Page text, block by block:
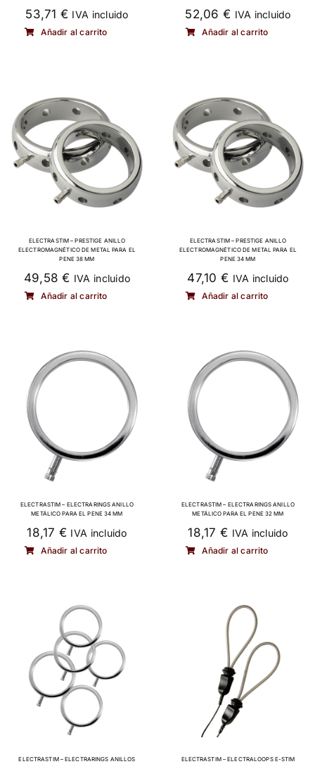
53,71 € IVA incluido
Añadir al carrito
52,06 € IVA incluido
Añadir al carrito
ELECTRASTIM – PRESTIGE ANILLO
ELECTROMAGNÉTICO DE METAL PARA EL
PENE 38 MM
49,58€ IVA incluido
Añadir al carrito
ELECTRASTIM – PRESTIGE ANILLO
ELECTROMAGNÉTICO DE METAL PARA EL
PENE 34 MM
47,10 € IVA incluido
Añadir al carrito
ELECTRASTIM – ELECTRARINGS ANILLO
METÁLICO PARA EL PENE 34 MM
18,17 € IVA incluido
Añadir al carrito
ELECTRASTIM – ELECTRARINGS ANILLO
METÁLICO PARA EL PENE 32 MM
18,17 € IVA incluido
Añadir al carrito
ELECTRASTIM – ELECTRARINGS ANILLOS
ELECTRASTIM – ELECTRALOOPS E-STIM